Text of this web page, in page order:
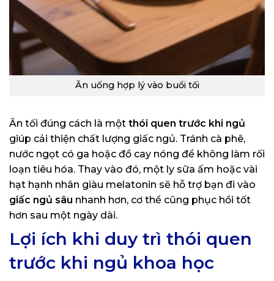
Ăn uống hợp lý vào buổi tối
Ăn tối đúng cách là một thói quen trước khi ngủ
giúp cải thiện chất lượng giấc ngủ. Tránh cà phê,
nước ngọt có ga hoặc đồ cay nóng để không làm rối
loạn tiêu hóa. Thay vào đó, một ly sữa ấm hoặc vài
hạt hạnh nhân giàu melatonin sẽ hỗ trợ bạn đi vào
giấc ngủ sâu nhanh hơn, cơ thể cũng phục hồi tốt
hơn sau một ngày dài.
Lợi ích khi duy trì thói quen
trước khi ngủ khoa học